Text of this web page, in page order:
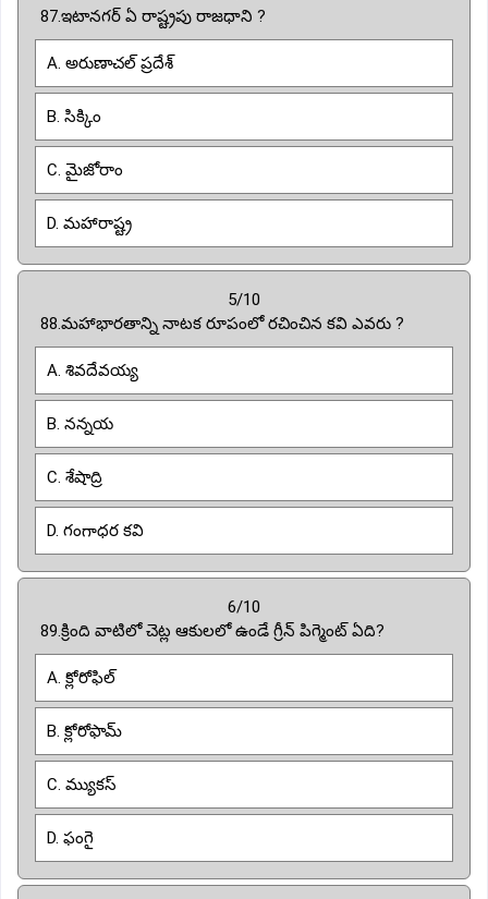
87.ఇటానగర్ ఏ రాష్ట్రపు రాజధాని ?
A. అరుణాచల్ ప్రదేశ్
B. సిక్కిం
C. మైజోరాం
D. మహారాష్ట్ర
5/10
88.మహాభారతాన్ని నాటక రూపంలో రచించిన కవి ఎవరు ?
A. శివదేవయ్య
B. నన్నయ
C. శేషాద్రి
D. గంగాధర కవి
6/10
89.క్రింది వాటిలో చెట్ల ఆకులలో ఉండే గ్రీన్ పిగ్మెంట్ ఏది?
A. క్లోరోఫిల్
B. క్లోరోఫామ్
C. మ్యుకస్
D. ఫంగై